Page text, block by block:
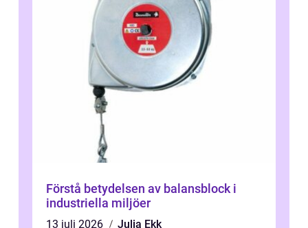
Förstå betydelsen av balansblock i
industriella miljöer
13 juli 2026
Julia Ekk